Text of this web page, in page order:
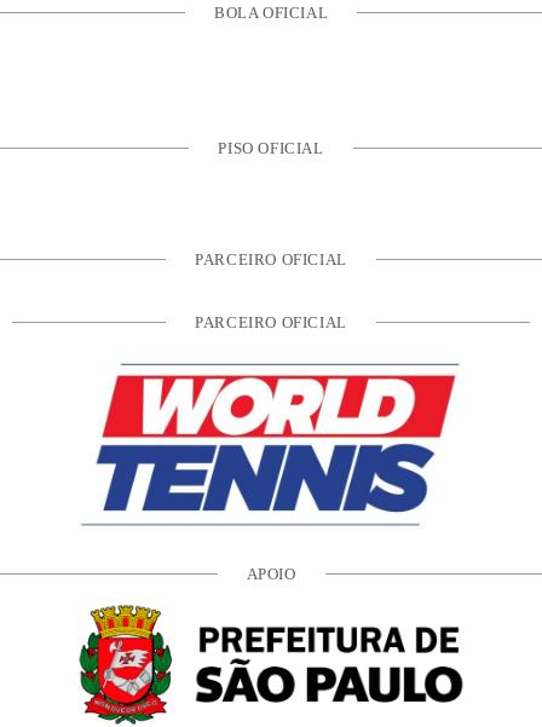
BOLA OFICIAL
PISO OFICIAL
PARCEIRO OFICIAL
PARCEIRO OFICIAL
APOIO